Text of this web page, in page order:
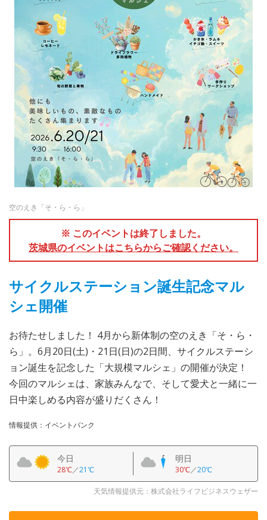
空のえき「そ・ら・ら」
※ このイベントは終了しました。
茨城県のイベントはこちらからご確認ください。
サイクルステーション誕生記念マル
シェ開催
お待たせしました！ 4月から新体制の空のえき「そ・ら・
ら」。6月20日(土)・21日(日)の2日間、サイクルステーシ
ョン誕生を記念した「大規模マルシェ」の開催が決定！
今回のマルシェは、家族みんなで、そして愛犬と一緒に一
日中楽しめる内容が盛りだくさん！
情報提供：イベントバンク
今日
28℃／21℃
明日
30℃／20℃
天気情報提供元：株式会社ライフビジネスウェザー